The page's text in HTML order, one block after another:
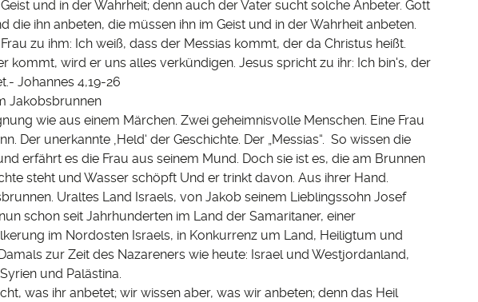
und in der Wahrheit; denn auch der Vater sucht solche Anbeter. Gott
die ihn anbeten, die müssen ihn im Geist und in der Wahrheit anbeten.
zu ihm: Ich weiß, dass der Messias kommt, der da Christus heißt.
kommt, wird er uns alles verkündigen. Jesus spricht zu ihr: Ich bin's, der
Johannes 4,19-26
Jakobsbrunnen
wie aus einem Märchen. Zwei geheimnisvolle Menschen. Eine Frau
Der unerkannte ‚Held‘ der Geschichte. Der „Messias“. So wissen die
erfährt es die Frau aus seinem Mund. Doch sie ist es, die am Brunnen
steht und Wasser schöpft Und er trinkt davon. Aus ihrer Hand.
Uraltes Land Israels, von Jakob seinem Lieblingssohn Josef
schon seit Jahrhunderten im Land der Samaritaner, einer
im Nordosten Israels, in Konkurrenz um Land, Heiligtum und
Damals zur Zeit des Nazareners wie heute: Israel und Westjordanland,
und Palästina.
was ihr anbetet; wir wissen aber, was wir anbeten; denn das Heil